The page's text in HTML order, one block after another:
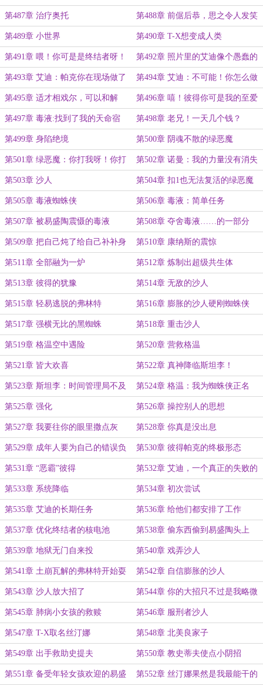
是科学家！ 做什么都会成功的
第487章 治疗奥托 第488章 前倨后恭，思之令人发笑
第489章 小世界 第490章 T-X想变成人类
第491章 喂！你可是是终结者呀！ 第492章 照片里的艾迪像个愚蠢的
土拨鼠
第493章 艾迪：帕克你在现场做了
什么？尿裤子吗？
第494章 艾迪：不可能！你怎么做
到的！
第495章 适才相戏尔，可以和解
吗？
第496章 嘻！彼得你可是我的至爱
亲朋！
第497章 毒液:找到了我的天命宿
主！
第498章 老兄！一天几个钱？
第499章 身陷绝境 第500章 阴魂不散的绿恶魔
第501章 绿恶魔：你打我呀！你打
我呀！
第502章 诺曼：我的力量没有消失
第503章 沙人 第504章 扣1也无法复活的绿恶魔
第505章 毒液蜘蛛侠 第506章 毒液：简单任务
第507章 被易盛陶震慑的毒液 第508章 夺舍毒液……的一部分
第509章 把自己炖了给自己补补身
子
第510章 康纳斯的震惊
第511章 全部融为一炉 第512章 炼制出超级共生体
第513章 彼得的犹豫 第514章 无敌的沙人
第515章 轻易逃脱的弗林特 第516章 膨胀的沙人硬刚蜘蛛侠
第517章 强横无比的黑蜘蛛 第518章 重击沙人
第519章 格温空中遇险 第520章 营救格温
第521章 皆大欢喜 第522章 真神降临斯坦李！
第523章 斯坦李：时间管理局不及
我
第524章 格温：我为蜘蛛侠正名
第525章 强化 第526章 操控别人的思想
第527章 我要往你的眼里撒点灰 第528章 你真是没出息
第529章 成年人要为自己的错误负
责
第530章 彼得帕克的终极形态
第531章 “恶霸”彼得 第532章 艾迪，一个真正的失败的
man
第533章 系统降临 第534章 初次尝试
第535章 艾迪的长期任务 第536章 给他们都安排了工作
第537章 优化终结者的核电池 第538章 偷东西偷到易盛陶头上
第539章 地狱无门自来投 第540章 戏弄沙人
第541章 土崩瓦解的弗林特开始耍
赖
第542章 自信膨胀的沙人
第543章 沙人放大招了 第544章 你的大招只不过是我略微
出手时的平A
第545章 肺病小女孩的救赎 第546章 服刑者沙人
第547章 T-X取名丝汀娜 第548章 北美良家子
第549章 出手救助史提夫 第550章 教史蒂夫使点小阴招
第551章 备受年轻女孩欢迎的易盛 第552章 丝汀娜果然是我最能干的